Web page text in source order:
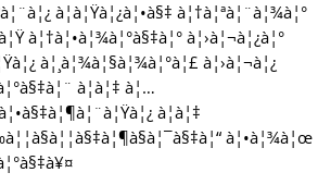
à¦à¦Ÿà¦¿à¦•à§‡ à¦†à¦ªà¦¨à¦¾à¦°
à¦†à¦•à¦¾à¦°à§‡à¦° à¦›à¦¬à¦¿à¦°
à¦¸à¦¾à¦§à¦¾à¦°à¦£ à¦›à¦¬à¦¿
à¦à¦‡ à¦…
à¦à¦‡
à¦•à¦¾à¦œ